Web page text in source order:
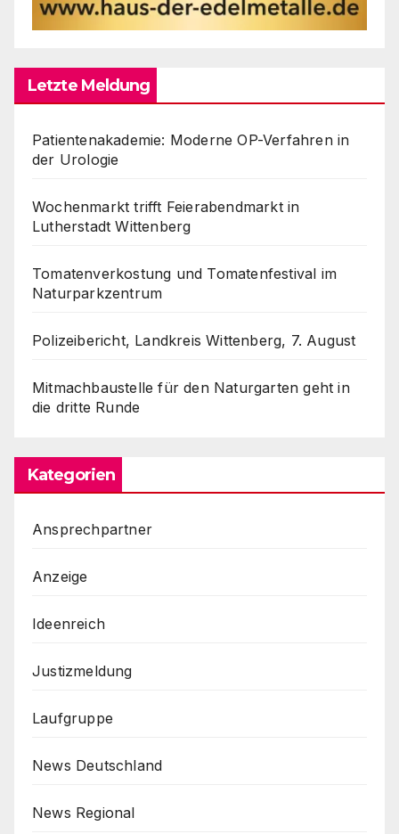
Letzte Meldung
Patientenakademie: Moderne OP-Verfahren in
der Urologie
Wochenmarkt trifft Feierabendmarkt in
Lutherstadt Wittenberg
Tomatenverkostung und Tomatenfestival im
Naturparkzentrum
Polizeibericht, Landkreis Wittenberg, 7. August
Mitmachbaustelle für den Naturgarten geht in
die dritte Runde
Kategorien
Ansprechpartner
Anzeige
Ideenreich
Justizmeldung
Laufgruppe
News Deutschland
News Regional